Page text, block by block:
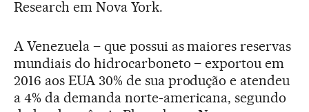
Research em Nova York.
A Venezuela – que possui as maiores reservas
mundiais do hidrocarboneto – exportou em
2016 aos EUA 30% de sua produção e atendeu
a 4% da demanda norte-americana, segundo